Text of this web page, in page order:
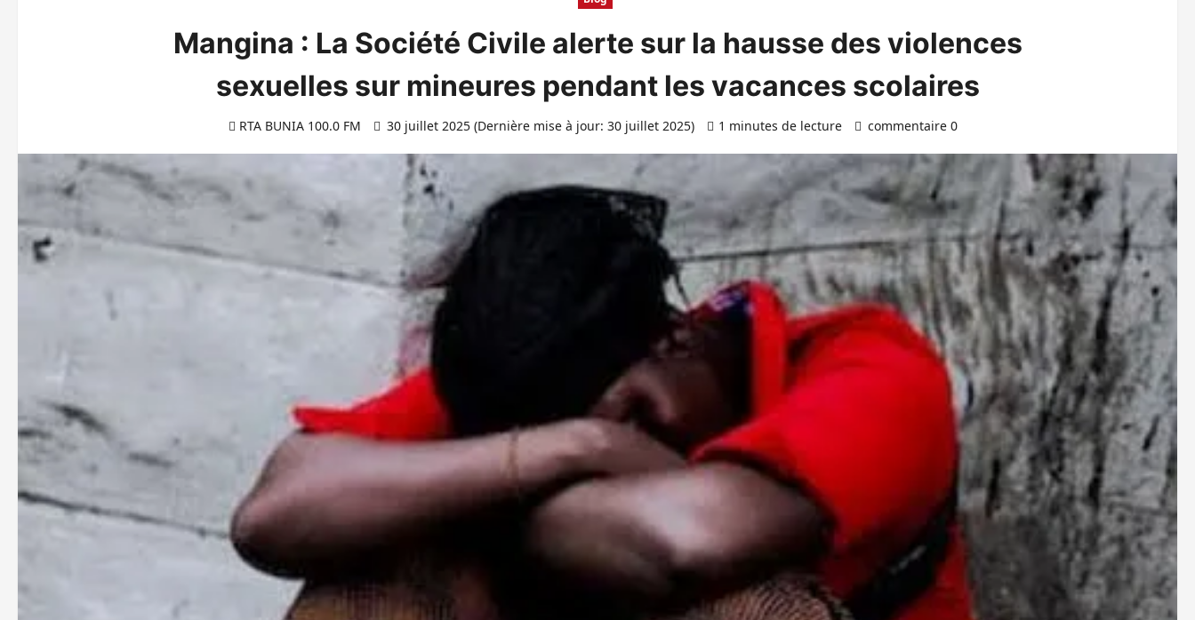
Mangina : La Société Civile alerte sur la hausse des violences
sexuelles sur mineures pendant les vacances scolaires
RTA BUNIA 100.0 FM 30 juillet 2025 (Dernière mise à jour: 30 juillet 2025) 1 minutes de lecture commentaire 0